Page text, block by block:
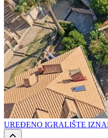
UREĐENO IGRALIŠTE